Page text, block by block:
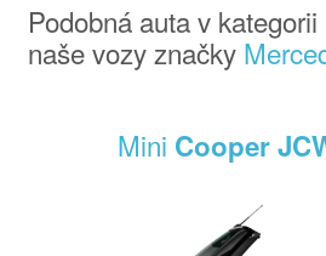
Podobná auta v kategorii
naše vozy značky
Mini Cooper